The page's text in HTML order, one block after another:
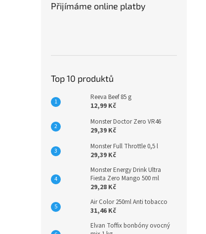
Přijímáme online platby
Top 10 produktů
Reeva Beef 85 g
12,99 Kč
Monster Doctor Zero VR46
29,39 Kč
Monster Full Throttle 0,5 l
29,39 Kč
Monster Energy Drink Ultra
Fiesta Zero Mango 500 ml
29,28 Kč
Air Color 250ml Anti tobacco
31,46 Kč
Elvan Toffix bonbóny ovocný